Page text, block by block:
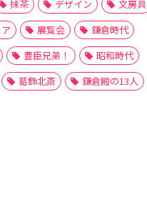
抹茶 デザイン
文房具
展覧会
鎌倉時代
豊臣兄弟！
昭和時代
葛飾北斎 鎌倉殿の13人